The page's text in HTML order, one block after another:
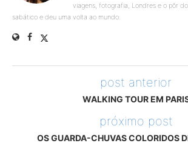
viagens, fotografia, Londres e o pôr
sabático e deu uma volta ao mundo.
post anterior
WALKING TOUR EM
próximo post
OS GUARDA-CHUVAS COLORIDOS